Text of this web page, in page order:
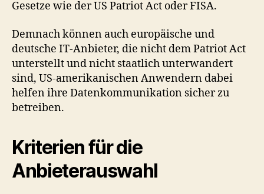
Gesetze wie der US Patriot Act oder FISA.
Demnach können auch europäische und
deutsche IT-Anbieter, die nicht dem Patriot Act
unterstellt und nicht staatlich unterwandert
sind, US-amerikanischen Anwendern dabei
helfen ihre Datenkommunikation sicher zu
betreiben.
Kriterien für die
Anbieterauswahl